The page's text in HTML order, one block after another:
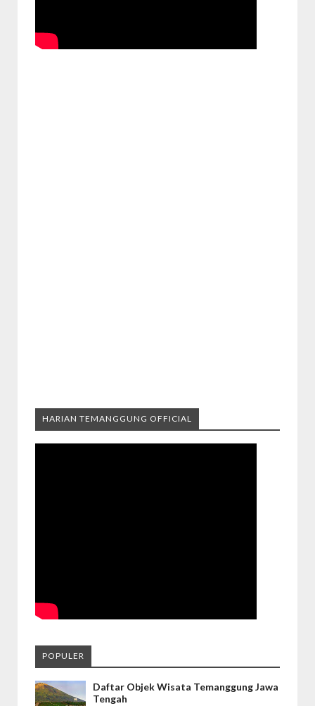
HARIAN TEMANGGUNG OFFICIAL
POPULER
Daftar Objek Wisata Temanggung Jawa
Tengah